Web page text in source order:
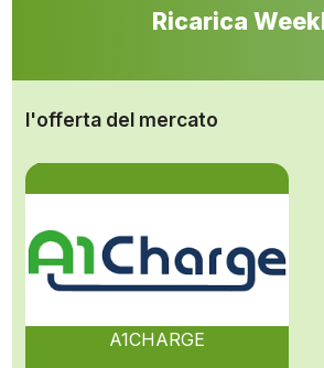
Ricarica
l'offerta del mercato
A1CHARGE